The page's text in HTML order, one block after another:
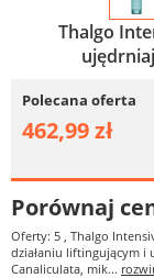
Thalgo
Polecana oferta
462,99 zł
Porównaj
Oferty: 5 , Thalgo
działaniu liftingującym i
Canaliculata, mik...